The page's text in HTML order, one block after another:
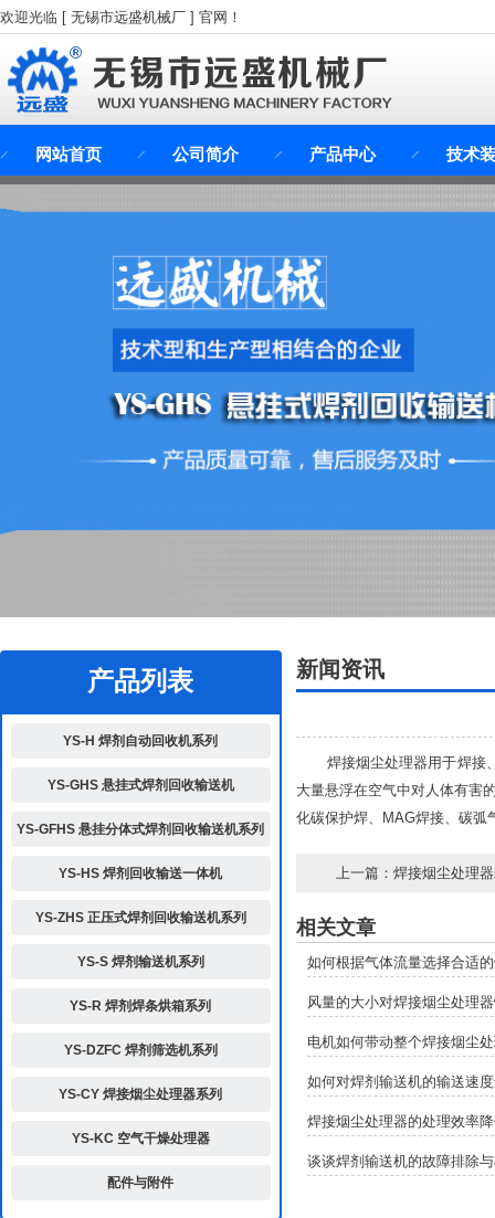
欢迎光临 [ 无锡市远盛机械厂 ] 官网！
网站首页 公司简介 产品中心 技术
产品列表
YS-H 焊剂自动回收机系列
YS-GHS 悬挂式焊剂回收输送机
YS-GFHS 悬挂分体式焊剂回收输送机系列
YS-HS 焊剂回收输送一体机
YS-ZHS 正压式焊剂回收输送机系列
YS-S 焊剂输送机系列
YS-R 焊剂焊条烘箱系列
YS-DZFC 焊剂筛选机系列
YS-CY 焊接烟尘处理器系列
YS-KC 空气干燥处理器
配件与附件
新闻资讯
焊接烟尘处理器用于焊接、
大量悬浮在空气中对人体有害
化碳保护焊、MAG焊接、碳弧
上一篇： 焊接烟尘处理
相关文章
如何根据气体流量选择合适
风量的大小对焊接烟尘处理
电机如何带动整个焊接烟尘
如何对焊剂输送机的输送速
焊接烟尘处理器的处理效率
谈谈焊剂输送机的故障排除